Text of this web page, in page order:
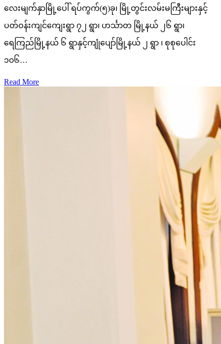
လေးမျက်နှာမြို့ပေါ် ရပ်ကွက်(၅)ခု၊ မြို့တွင်းလမ်းမကြီးများနှင့်
ပတ်ဝန်းကျင်ကျေးရွာ ၇၂ ရွာ၊ ဟင်္သာတ မြို့နယ် ၂၆ ရွာ၊
ရေကြည်မြို့နယ် ၆ ရွာနှင့်ကျုံပျော်မြို့နယ် ၂ ရွာ ၊ စုစုပေါင်း
၁၀၆…
Read More